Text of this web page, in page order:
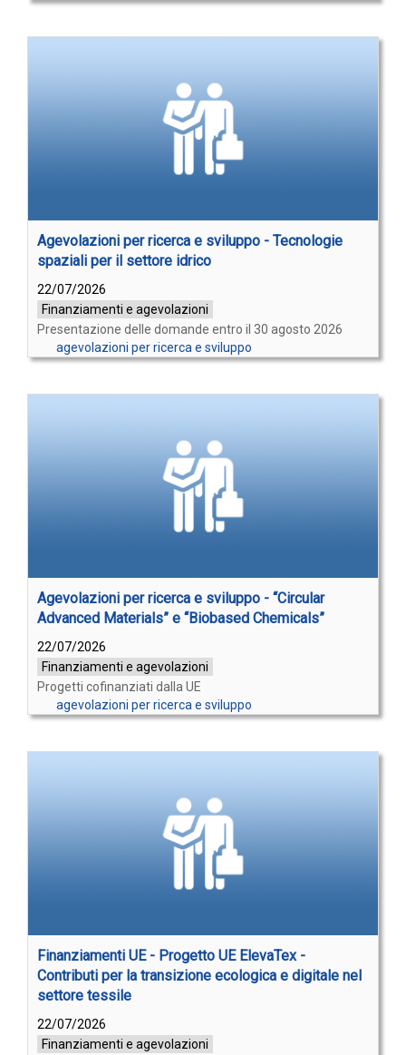
Agevolazioni per ricerca e sviluppo - Tecnologie
spaziali per il settore idrico
22/07/2026
Finanziamenti e agevolazioni
Presentazione delle domande entro il 30 agosto 2026
agevolazioni per ricerca e sviluppo
Agevolazioni per ricerca e sviluppo - “Circular
Advanced Materials” e “Biobased Chemicals”
22/07/2026
Finanziamenti e agevolazioni
Progetti cofinanziati dalla UE
agevolazioni per ricerca e sviluppo
Finanziamenti UE - Progetto UE ElevaTex -
Contributi per la transizione ecologica e digitale nel
settore tessile
22/07/2026
Finanziamenti e agevolazioni